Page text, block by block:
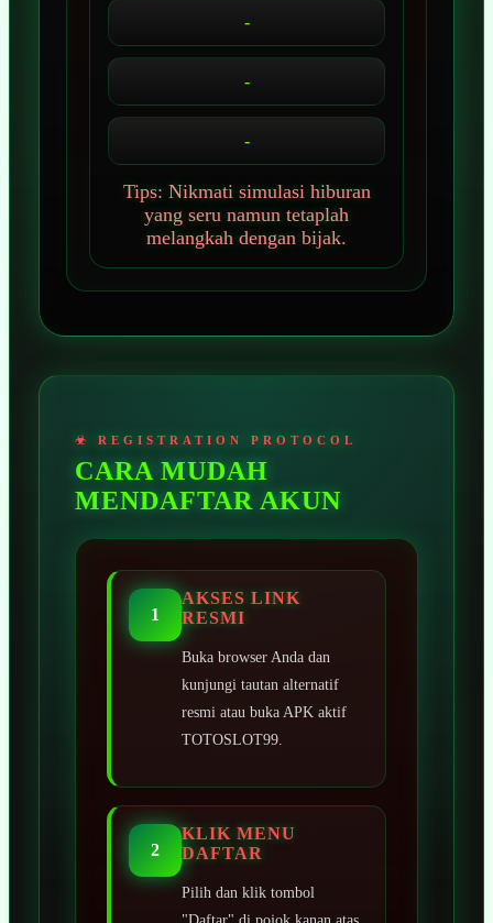
-
-
-
Tips: Nikmati simulasi hiburan
yang seru namun tetaplah
melangkah dengan bijak.
CARA MUDAH
MENDAFTAR AKUN
1
AKSES LINK
RESMI
Buka browser Anda dan
kunjungi tautan alternatif
resmi atau buka APK aktif
TOTOSLOT99.
2
KLIK MENU
DAFTAR
Pilih dan klik tombol